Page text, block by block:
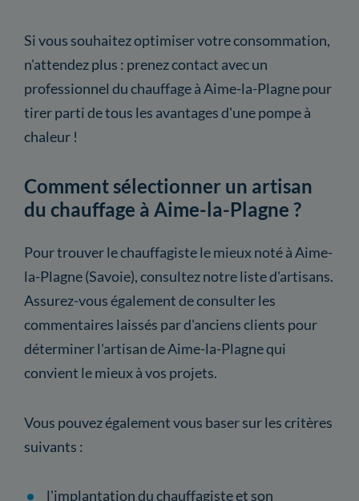
Si vous souhaitez optimiser votre consommation,
n'attendez plus : prenez contact avec un
professionnel du chauffage à Aime-la-Plagne pour
tirer parti de tous les avantages d'une pompe à
chaleur !
Comment sélectionner un artisan
du chauffage à Aime-la-Plagne ?
Pour trouver le chauffagiste le mieux noté à Aime-
la-Plagne (Savoie), consultez notre liste d'artisans.
Assurez-vous également de consulter les
commentaires laissés par d'anciens clients pour
déterminer l'artisan de Aime-la-Plagne qui
convient le mieux à vos projets.
Vous pouvez également vous baser sur les critères
suivants :
l'implantation du chauffagiste et son